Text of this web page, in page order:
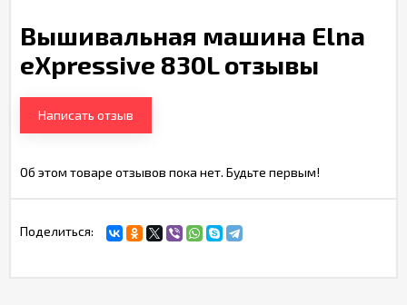
Вышивальная машина Elna
eXpressive 830L отзывы
Написать отзыв
Об этом товаре отзывов пока нет. Будьте первым!
Поделиться: